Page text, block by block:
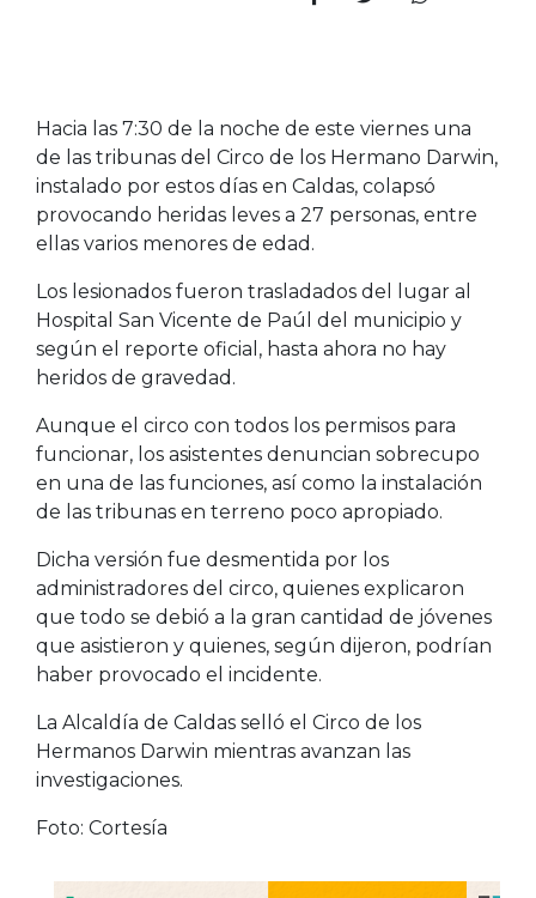
Hacia las 7:30 de la noche de este viernes una
de las tribunas del Circo de los Hermano Darwin,
instalado por estos días en Caldas, colapsó
provocando heridas leves a 27 personas, entre
ellas varios menores de edad.
Los lesionados fueron trasladados del lugar al
Hospital San Vicente de Paúl del municipio y
según el reporte oficial, hasta ahora no hay
heridos de gravedad.
Aunque el circo con todos los permisos para
funcionar, los asistentes denuncian sobrecupo
en una de las funciones, así como la instalación
de las tribunas en terreno poco apropiado.
Dicha versión fue desmentida por los
administradores del circo, quienes explicaron
que todo se debió a la gran cantidad de jóvenes
que asistieron y quienes, según dijeron, podrían
haber provocado el incidente.
La Alcaldía de Caldas selló el Circo de los
Hermanos Darwin mientras avanzan las
investigaciones.
Foto: Cortesía